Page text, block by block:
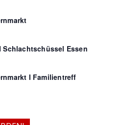
Schlachtschüssel Essen
I Familientreff